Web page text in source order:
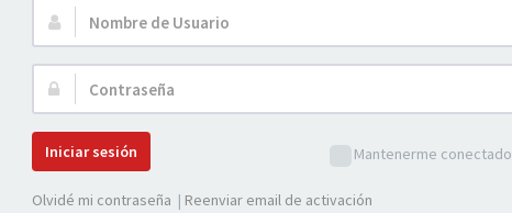
Nombre
de
Usuario:
Contraseña:
Mantenerme conectado
Iniciar sesión
Olvidé mi contraseña | Reenviar email de activación